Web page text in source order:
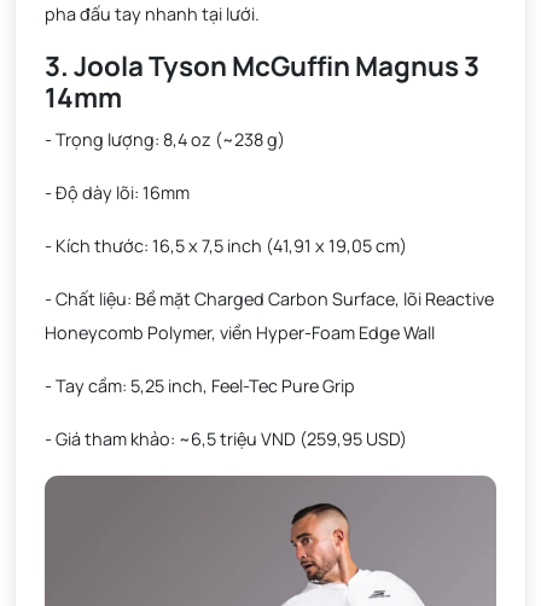
pha đấu tay nhanh tại lưới.
3. Joola Tyson McGuffin Magnus 3
14mm
- Trọng lượng: 8,4 oz (~238 g)
- Độ dày lõi: 16mm
- Kích thước: 16,5 x 7,5 inch (41,91 x 19,05 cm)
- Chất liệu: Bề mặt Charged Carbon Surface, lõi Reactive
Honeycomb Polymer, viền Hyper-Foam Edge Wall
- Tay cầm: 5,25 inch, Feel-Tec Pure Grip
- Giá tham khảo: ~6,5 triệu VND (259,95 USD)